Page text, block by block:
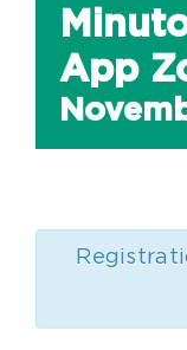
App